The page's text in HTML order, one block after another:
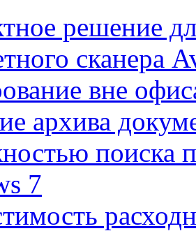
решение
сканера
вне
архива
поиска
7